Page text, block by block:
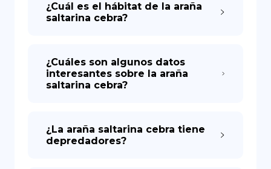
¿Cuál es el hábitat de la araña
saltarina cebra?
¿Cuáles son algunos datos
interesantes sobre la araña
saltarina cebra?
¿La araña saltarina cebra tiene
depredadores?